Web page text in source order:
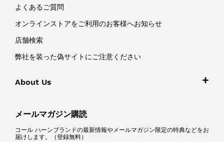
よくあるご質問
オンラインストアをご利用のお客様へお知らせ
店舗検索
弊社を装った偽サイトにご注意ください
About Us
メールマガジン購読
コール ハーンブランドの最新情報やメールマガジン限定の特典などをお
届けします。（登録無料）